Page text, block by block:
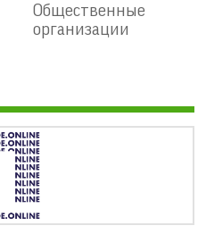
Общественные
организации